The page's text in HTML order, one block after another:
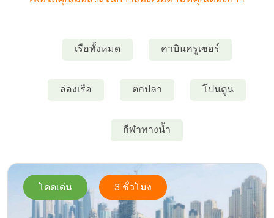
เรือทั้งหมด คาบินครูเซอร์
ล่องเรือ ตกปลา โปนตูน
กีฬาทางน้ำ
โดดเด่น 3 ชั่วโมง